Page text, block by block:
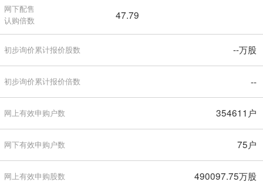
网下配售
认购倍数
47.79
初步询价累计报价股数 --万股
初步询价累计报价倍数 --
网上有效申购户数 354611户
网下有效申购户数 75户
网上有效申购股数 490097.75万股